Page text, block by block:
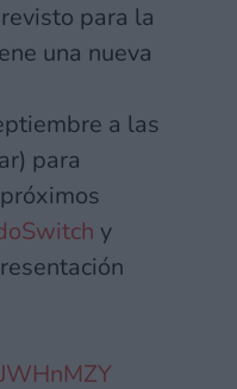
para la
una nueva
a las
para
y